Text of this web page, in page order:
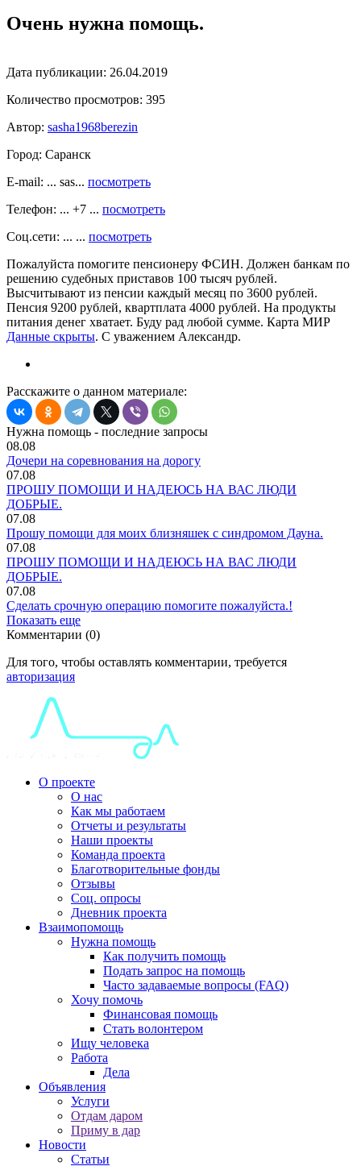
Очень нужна помощь.
Дата публикации: 26.04.2019
Количество просмотров: 395
Автор: sasha1968berezin
Город: Саранск
E-mail: ... sas... посмотреть
Телефон: ... +7 ... посмотреть
Соц.сети: ... ... посмотреть
Пожалуйста помогите пенсионеру ФСИН. Должен банкам по
решению судебных приставов 100 тысяч рублей.
Высчитывают из пенсии каждый месяц по 3600 рублей.
Пенсия 9200 рублей, квартплата 4000 рублей. На продукты
питания денег хватает. Буду рад любой сумме. Карта МИР
Данные скрыты. С уважением Александр.
Расскажите о данном материале:
Нужна помощь - последние запросы
08.08
Дочери на соревнования на дорогу
07.08
ПРОШУ ПОМОЩИ И НАДЕЮСЬ НА ВАС ЛЮДИ
ДОБРЫЕ.
07.08
Прошу помощи для моих близняшек с синдромом Дауна.
07.08
ПРОШУ ПОМОЩИ И НАДЕЮСЬ НА ВАС ЛЮДИ
ДОБРЫЕ.
07.08
Сделать срочную операцию помогите пожалуйста.!
Показать еще
Комментарии (0)
Для того, чтобы оставлять комментарии, требуется
авторизация
О проекте
О нас
Как мы работаем
Отчеты и результаты
Наши проекты
Команда проекта
Благотворительные фонды
Отзывы
Соц. опросы
Дневник проекта
Взаимопомощь
Нужна помощь
Как получить помощь
Подать запрос на помощь
Часто задаваемые вопросы (FAQ)
Хочу помочь
Финансовая помощь
Стать волонтером
Ищу человека
Работа
Дела
Объявления
Услуги
Отдам даром
Приму в дар
Новости
Статьи